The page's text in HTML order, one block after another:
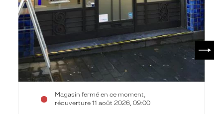
Magasin fermé en ce moment,
réouverture 11 août 2026, 09:00